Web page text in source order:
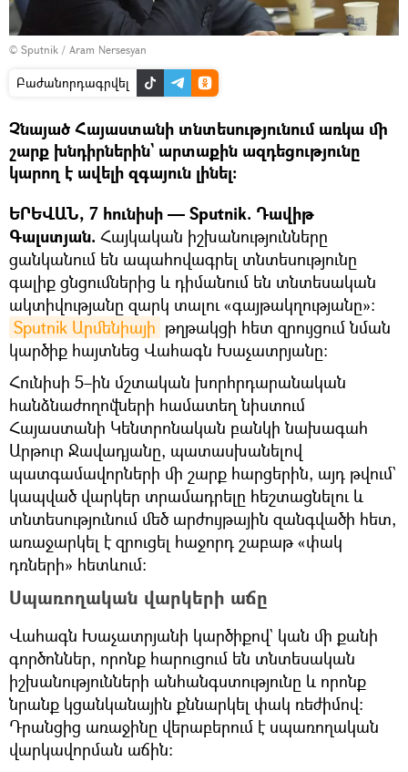
© Sputnik / Aram Nersesyan
Բաժանորդագրվել
Չնայած Հայաստանի տնտեսությունում առկա մի
շարք խնդիրներին` արտաքին ազդեցությունը
կարող է ավելի զգայուն լինել։
ԵՐԵՎԱՆ, 7 հունիսի — Sputnik. Դավիթ
Գալստյան. Հայկական իշխանությունները
ցանկանում են ապահովագրել տնտեսությունը
գալիք ցնցումներից և դիմանում են տնտեսական
ակտիվությանը զարկ տալու «գայթակղությանը»։
Sputnik Արմենիայի թղթակցի հետ զրույցում նման
կարծիք հայտնեց Վահագն Խաչատրյանը։
Հունիսի 5–ին մշտական խորհրդարանական
հանձնաժողովների համատեղ նիստում
Հայաստանի Կենտրոնական բանկի նախագահ
Արթուր Ջավադյանը, պատասխանելով
պատգամավորների մի շարք հարցերին, այդ թվում`
կապված վարկեր տրամադրելը հեշտացնելու և
տնտեսությունում մեծ արժույթային զանգվածի հետ,
առաջարկել է զրուցել հաջորդ շաբաթ «փակ
դռների» հետևում։
Սպառողական վարկերի աճը
Վահագն Խաչատրյանի կարծիքով` կան մի քանի
գործոններ, որոնք հարուցում են տնտեսական
իշխանությունների անհանգստությունը և որոնք
նրանք կցանկանային քննարկել փակ ռեժիմով։
Դրանցից առաջինը վերաբերում է սպառողական
վարկավորման աճին։